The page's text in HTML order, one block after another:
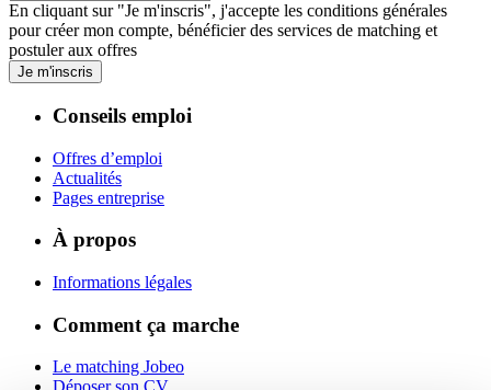
En cliquant sur "Je m'inscris", j'accepte les conditions générales
pour créer mon compte, bénéficier des services de matching et
postuler aux offres
Je m'inscris
Conseils emploi
Offres d’emploi
Actualités
Pages entreprise
À propos
Informations légales
Comment ça marche
Le matching Jobeo